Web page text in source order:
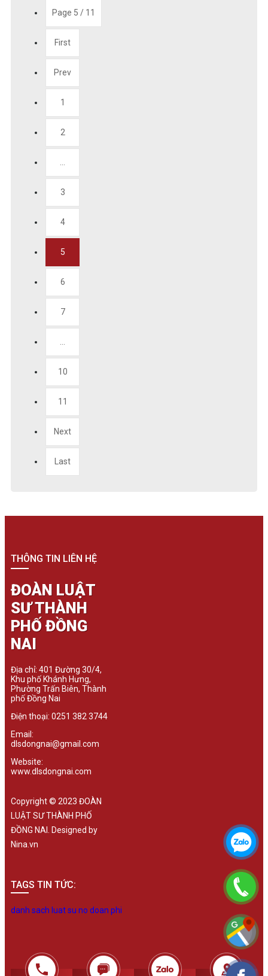
Page 5 / 11
First
Prev
1
2
...
3
4
5
6
7
...
10
11
Next
Last
THÔNG TIN LIÊN HỆ
ĐOÀN LUẬT
SƯ THÀNH
PHỐ ĐỒNG
NAI
Địa chỉ: 401 Đường 30/4,
Khu phố Khánh Hưng,
Phường Trấn Biên, Thành
phố Đồng Nai
Điện thoại: 0251 382 3744
Email:
dlsdongnai@gmail.com
Website:
www.dlsdongnai.com
Copyright © 2023 ĐOÀN
LUẬT SƯ THÀNH PHỐ
ĐỒNG NAI. Designed by
Nina.vn
TAGS TIN TỨC:
danh sach luat su no doan phi